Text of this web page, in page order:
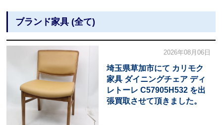
ブランド家具 (全て)
2026年08月06日
埼玉県草加市にて カリモク
家具 ダイニングチェア ディ
レトーレ C57905H532 を出
張買取させて頂きました。